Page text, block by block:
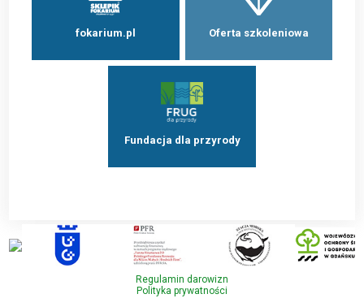
fokarium.pl Oferta szkoleniowa
Fundacja dla przyrody
Regulamin darowizn
Polityka prywatności